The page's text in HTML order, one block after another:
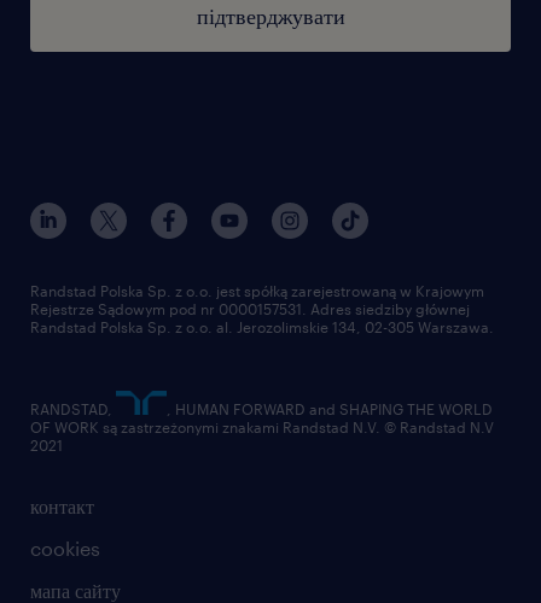
підтверджувати
контакт
cookies
мапа сайту
Randstad Polska Sp. z o.o. jest spółką zarejestrowaną w Krajowym
Rejestrze Sądowym pod nr 0000157531. Adres siedziby głównej
Randstad Polska Sp. z o.o. al. Jerozolimskie 134, 02-305 Warszawa.
RANDSTAD,
, HUMAN FORWARD and SHAPING THE WORLD
OF WORK są zastrzeżonymi znakami Randstad N.V. © Randstad N.V
2021